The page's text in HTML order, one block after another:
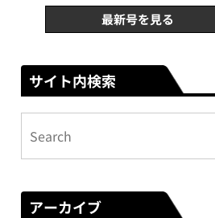
最新号を見る
サイト内検索
アーカイブ